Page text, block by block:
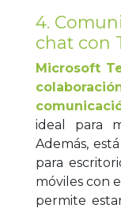
4.
chat con
Microsoft
ideal para
Además,
para
móviles con
permite